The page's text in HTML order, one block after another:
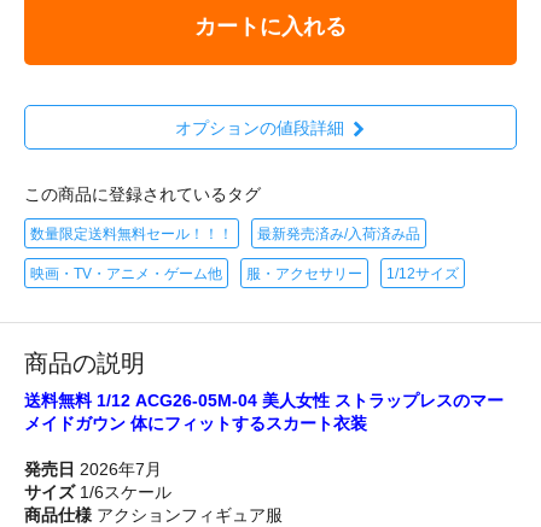
カートに入れる
オプションの値段詳細
この商品に登録されているタグ
数量限定送料無料セール！！！ 最新発売済み/入荷済み品
映画・TV・アニメ・ゲーム他 服・アクセサリー 1/12サイズ
商品の説明
送料無料 1/12 ACG26-05M-04 美人女性 ストラップレスのマー
メイドガウン 体にフィットするスカート衣装
発売日 2026年7月
サイズ1/6スケール
商品仕様 アクションフィギュア服